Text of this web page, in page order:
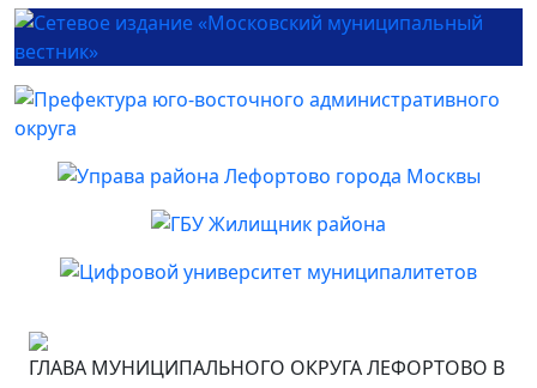
ГЛАВА МУНИЦИПАЛЬНОГО ОКРУГА ЛЕФОРТОВО В